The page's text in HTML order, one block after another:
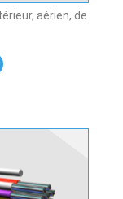
aérien, de